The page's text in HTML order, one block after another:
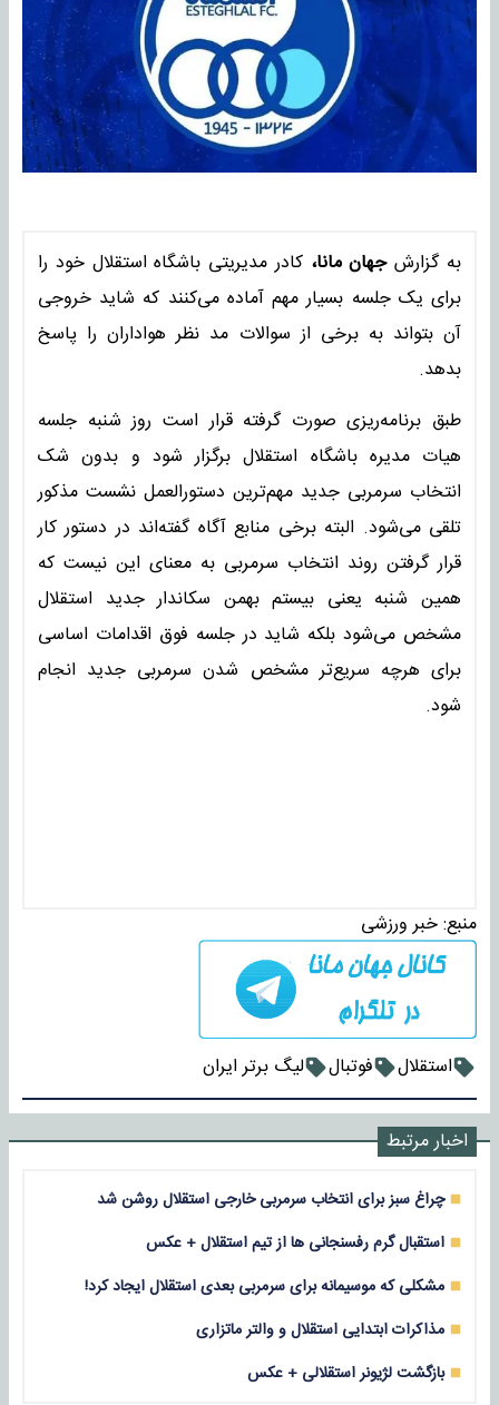
به گزارشجهان مانا، کادر مدیریتی باشگاه استقلال خود را
برای یک جلسه بسیار مهم آماده می‌کنند که شاید خروجی
آن بتواند به برخی از سوالات مد نظر هواداران را پاسخ
بدهد.
طبق برنامه‌ریزی صورت گرفته قرار است روز شنبه جلسه
هیات مدیره باشگاه استقلال برگزار شود و بدون شک
انتخاب سرمربی جدید مهم‌ترین دستورالعمل نشست مذکور
تلقی می‌شود. البته برخی منابع آگاه گفته‌اند در دستور کار
قرار گرفتن روند انتخاب سرمربی به معنای این نیست که
همین شنبه یعنی بیستم بهمن سکاندار جدید استقلال
مشخص می‌شود بلکه شاید در جلسه فوق اقدامات اساسی
برای هرچه سریع‌تر مشخص شدن سرمربی جدید انجام
شود.
منبع:خبر ورزشی
استقلال فوتبال لیگ برتر ایران
اخبار مرتبط
چراغ سبز برای انتخاب سرمربی خارجی استقلال روشن شد
استقبال گرم رفسنجانی ها از تیم استقلال + عکس
مشکلی که موسیمانه برای سرمربی بعدی استقلال ایجاد کرد!
مذاکرات ابتدایی استقلال و والتر ماتزاری
بازگشت لژیونر استقلالی + عکس